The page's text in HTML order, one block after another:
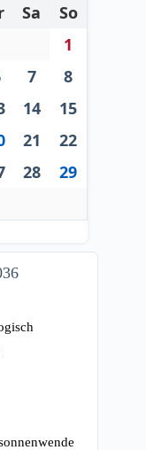
Sa
So
1
7
8
14
15
21
22
28
29